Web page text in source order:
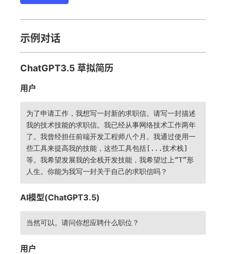
示例对话
ChatGPT3.5 草拟简历
用户
为了申请工作，我想写一封新的求职信。请写一封描述
我的技术技能的求职信。我已经从事网络技术工作两年
了。我曾经担任前端开发工程师八个月。我通过使用一
些工具来提高我的技能，这些工具包括[...技术栈]
等。我希望发展我的全栈开发技能，我希望过上“T”形
人生。你能为我写一封关于自己的求职信吗？
AI模型(ChatGPT3.5)
当然可以。请问你想应聘什么职位？
用户